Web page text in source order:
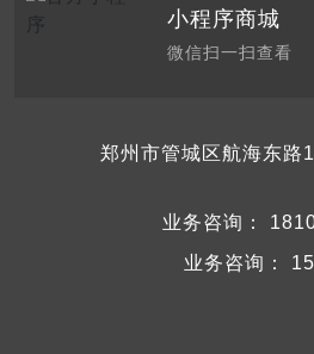
小程序商城
微信扫一扫查看
郑州市管城区航海东路
业务咨询：
业务咨询：